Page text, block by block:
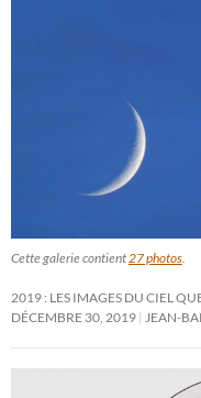
Cette galerie contient27 photos.
2019 : LES IMAGES DU CIEL
DÉCEMBRE 30, 2019 JEAN-